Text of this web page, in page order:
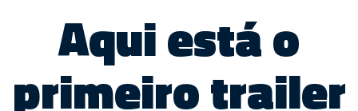
Aqui está o
primeiro trailer